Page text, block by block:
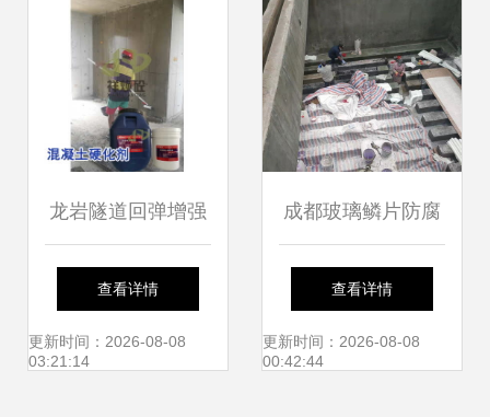
龙岩隧道回弹增强
剂 提升建筑施工质
量的高效工具
查看详情
更新时间：2026-08-08
03:21:14
成都玻璃鳞片防腐
工程 防腐施工
查看详情
更新时间：2026-08-08
00:42:44